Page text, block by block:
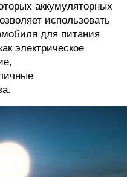
аккумуляторных
использовать
для питания
электрическое